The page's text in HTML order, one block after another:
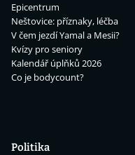
Epicentrum
Neštovice: příznaky, léčba
V čem jezdí Yamal a Mesii?
Kvízy pro seniory
Kalendář úplňků 2026
Co je bodycount?
Politika